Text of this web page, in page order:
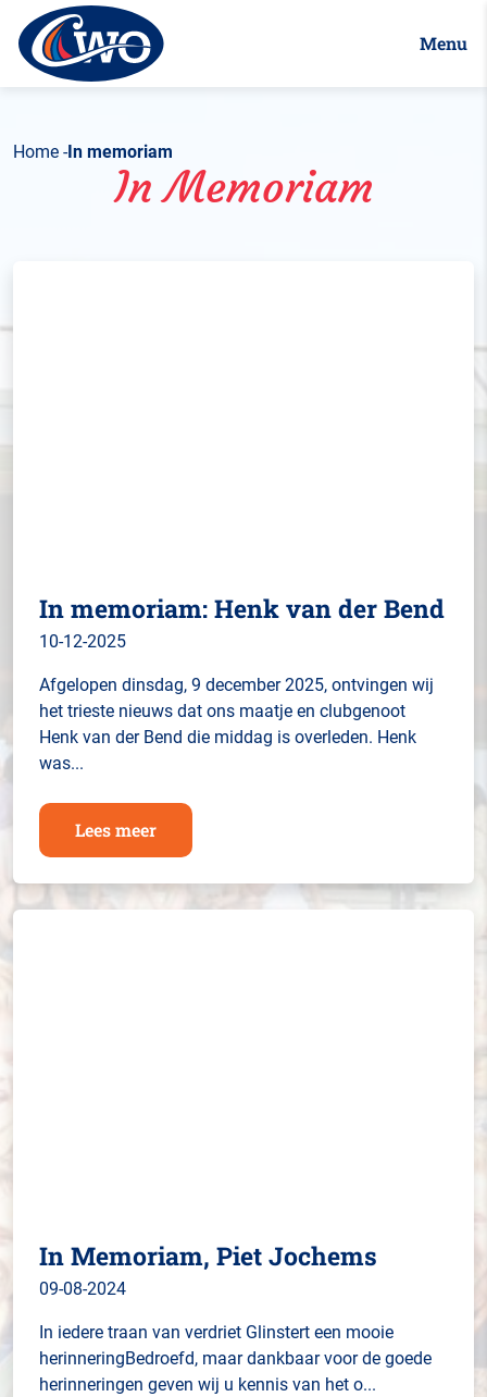
Menu
Home In memoriam
In Memoriam
In memoriam: Henk van der Bend
10-12-2025
Afgelopen dinsdag, 9 december 2025, ontvingen wij
het trieste nieuws dat ons maatje en clubgenoot
Henk van der Bend die middag is overleden. Henk
was...
Lees meer
In Memoriam, Piet Jochems
09-08-2024
In iedere traan van verdriet Glinstert een mooie
herinneringBedroefd, maar dankbaar voor de goede
herinneringen geven wij u kennis van het o...